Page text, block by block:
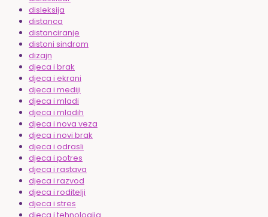
disleksija
distanca
distanciranje
distoni sindrom
dizajn
djeca i brak
djeca i ekrani
djeca i mediji
djeca i mladi
djeca i mladih
djeca i nova veza
djeca i novi brak
djeca i odrasli
djeca i potres
djeca i rastava
djeca i razvod
djeca i roditelji
djeca i stres